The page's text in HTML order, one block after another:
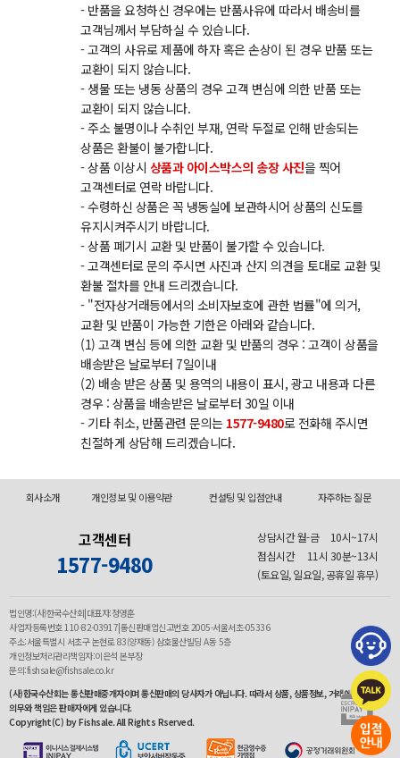
- 반품을 요청하신 경우에는 반품사유에 따라서 배송비를
고객님께서 부담하실 수 있습니다.
- 고객의 사유로 제품에 하자 혹은 손상이 된 경우 반품 또는
교환이 되지 않습니다.
- 생물 또는 냉동 상품의 경우 고객 변심에 의한 반품 또는
교환이 되지 않습니다.
- 주소 불명이나 수취인 부재, 연락 두절로 인해 반송되는
상품은 환불이 불가합니다.
- 상품 이상시 상품과 아이스박스의 송장 사진을 찍어
고객센터로 연락 바랍니다.
- 수령하신 상품은 꼭 냉동실에 보관하시어 상품의 신도를
유지시켜주시기 바랍니다.
- 상품 폐기시 교환 및 반품이 불가할 수 있습니다.
- 고객센터로 문의 주시면 사진과 산지 의견을 토대로 교환 및
환불 절차를 안내 드리겠습니다.
- "전자상거래등에서의 소비자보호에 관한 법률"에 의거,
교환 및 반품이 가능한 기한은 아래와 같습니다.
(1) 고객 변심 등에 의한 교환 및 반품의 경우 : 고객이 상품을
배송받은 날로부터 7일이내
(2) 배송 받은 상품 및 용역의 내용이 표시, 광고 내용과 다른
경우 : 상품을 배송받은 날로부터 30일 이내
- 기타 취소, 반품관련 문의는 1577-9480로 전화해 주시면
친절하게 상담해 드리겠습니다.
회사소개 개인정보 및 이용약관 컨설팅 및 입점안내 자주하는 질문
고객센터
1577-9480
상담시간 월-금
10시~17시
점심시간
11시 30분~13시
(토요일, 일요일, 공휴일 휴무)
법인명:(사)한국수산회|대표자:정영훈
사업자등록번호 110-82-03917|통신판매업신고번호 2005-서울서초-05336
주소:서울특별시 서초구 논현로 83(양재동) 삼호물산빌딩 A동 5층
개인정보처리관리책임자:이은석 본부장
문의:fishsale@fishsale.co.kr
(사)한국수산회는 통신판매중개자이며 통신판매의 당사자가 아닙니다. 따라서 상품, 상품정보, 거래에 관한
의무와 책임은 판매자에게 있습니다.
Copyright(C) by Fishsale. All Rights Rserved.